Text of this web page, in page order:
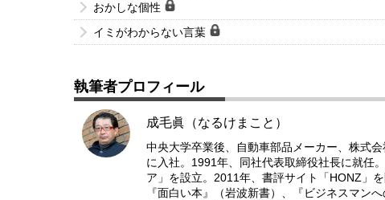
おかしな個性
イミがわからない言葉
執筆者プロフィール
成毛眞（なるけまこと）
中央大学卒業後、自動車部品メーカー、株式
に入社。1991年、同社代表取締役社長に就任
ア」を設立。2011年、書評サイト「HONZ」
『面白い本』（岩波新書）、『ビジネスマン